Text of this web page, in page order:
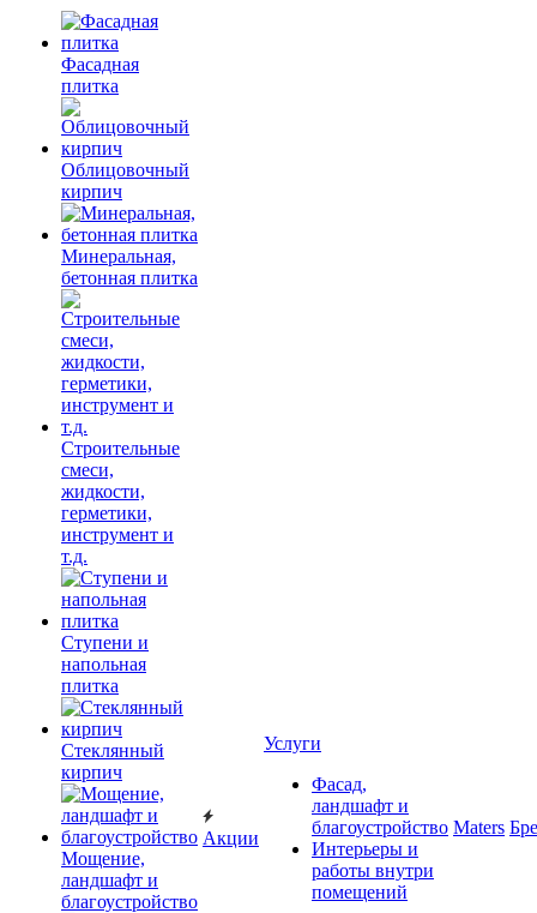
Фасадная
плитка
Облицовочный
кирпич
Минеральная,
бетонная плитка
Строительные
смеси,
жидкости,
герметики,
инструмент и
т.д.
Ступени и
напольная
плитка
Cтеклянный
кирпич
Мощение,
ландшафт и
благоустройство
Акции
Услуги
Фасад,
ландшафт и
благоустройство
Интерьеры и
работы внутри
помещений
Maters